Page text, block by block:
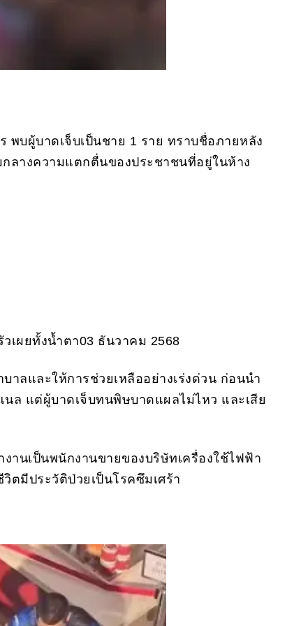
พบผู้บาดเจ็บเป็นชาย 1 ราย ทราบชื่อภายหลัง
างความแตกตื่นของประชาชนที่อยู่ในห้าง
เผยทั้งน้ำตา03 ธันวาคม 2568
าลและให้การช่วยเหลืออย่างเร่งด่วน ก่อนนำ
ล แต่ผู้บาดเจ็บทนพิษบาดแผลไม่ไหว และเสีย
านเป็นพนักงานขายของบริษัทเครื่องใช้ไฟฟ้า
ตมีประวัติป่วยเป็นโรคซึมเศร้า